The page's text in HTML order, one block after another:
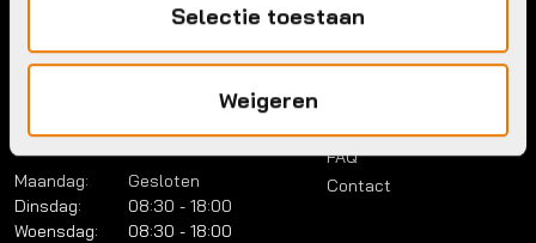
Selectie toestaan
Weigeren
info@bykestore.nl
Brouwerstraat 8B
1315 BP Almere
Openingstijden
Maandag:
Gesloten
Dinsdag:
08:30 - 18:00
Woensdag:
08:30 - 18:00
Lease a bike
Over ons
FAQ
Contact